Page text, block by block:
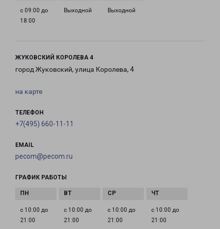
с 09:00 до
18:00
Выходной Выходной
ЖУКОВСКИЙ КОРОЛЕВА 4
город Жуковский, улица Королева, 4
на карте
ТЕЛЕФОН
+7(495) 660-11-11
EMAIL
pecom@pecom.ru
ГРАФИК РАБОТЫ
с 10:00 до
21:00
с 10:00 до
21:00
с 10:00 до
21:00
с 10:00 до
21:00